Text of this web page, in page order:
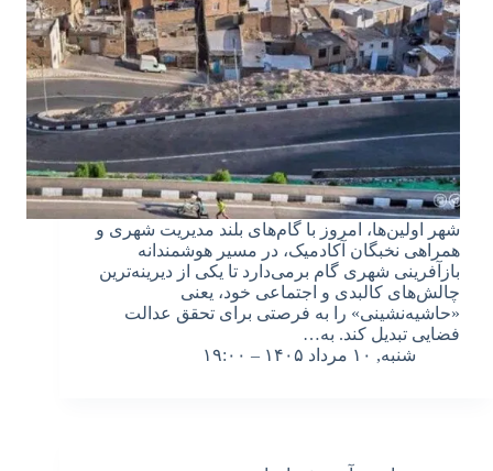
شهر اولین‌ها، امروز با گام‌های بلند مدیریت شهری و
همراهی نخبگان آکادمیک، در مسیر هوشمندانه
بازآفرینی شهری گام برمی‌دارد تا یکی از دیرینه‌ترین
چالش‌های کالبدی و اجتماعی خود، یعنی
«حاشیه‌نشینی» را به فرصتی برای تحقق عدالت
فضایی تبدیل کند. به…
شنبه, ۱۰ مرداد ۱۴۰۵ – ۱۹:۰۰